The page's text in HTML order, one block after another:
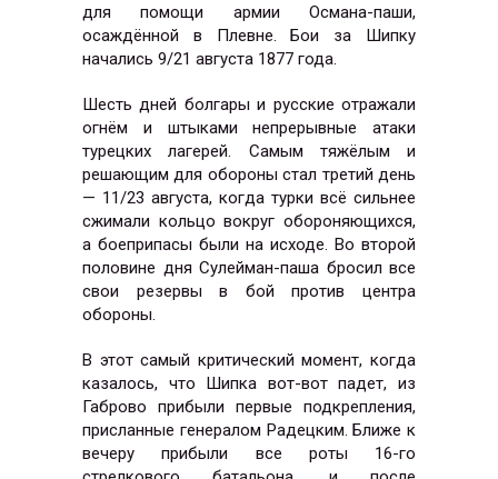
для помощи армии Османа-паши,
осаждённой в Плевне. Бои за Шипку
начались 9/21 августа 1877 года.
Шесть дней болгары и русские отражали
огнём и штыками непрерывные атаки
турецких лагерей. Самым тяжёлым и
решающим для обороны стал третий день
— 11/23 августа, когда турки всё сильнее
сжимали кольцо вокруг обороняющихся,
а боеприпасы были на исходе. Во второй
половине дня Сулейман-паша бросил все
свои резервы в бой против центра
обороны.
В этот самый критический момент, когда
казалось, что Шипка вот-вот падет, из
Габрово прибыли первые подкрепления,
присланные генералом Радецким. Ближе к
вечеру прибыли все роты 16-го